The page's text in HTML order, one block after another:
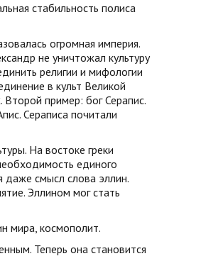
стабильность полиса
огромная империя.
не уничтожал культуру
религии и мифологии
в культ Великой
пример: бог Серапис.
Сераписа почитали
На востоке греки
единого
даже смысл слова эллин.
Эллином мог стать
мира, космополит.
Теперь она становится